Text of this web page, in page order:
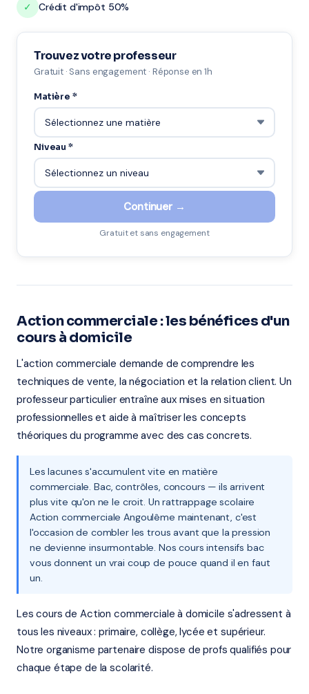
✓
Crédit d'impôt 50%
Trouvez votre professeur
Gratuit · Sans engagement · Réponse en 1h
Matière *
Niveau *
Continuer →
Gratuit et sans engagement
Action commerciale : les bénéfices d'un
cours à domicile
L'action commerciale demande de comprendre les
techniques de vente, la négociation et la relation client. Un
professeur particulier entraîne aux mises en situation
professionnelles et aide à maîtriser les concepts
théoriques du programme avec des cas concrets.
Les lacunes s'accumulent vite en matière
commerciale. Bac, contrôles, concours — ils arrivent
plus vite qu'on ne le croit. Un rattrappage scolaire
Action commerciale Angoulême maintenant, c'est
l'occasion de combler les trous avant que la pression
ne devienne insurmontable. Nos cours intensifs bac
vous donnent un vrai coup de pouce quand il en faut
un.
Les cours de Action commerciale à domicile s'adressent à
tous les niveaux : primaire, collège, lycée et supérieur.
Notre organisme partenaire dispose de profs qualifiés pour
chaque étape de la scolarité.